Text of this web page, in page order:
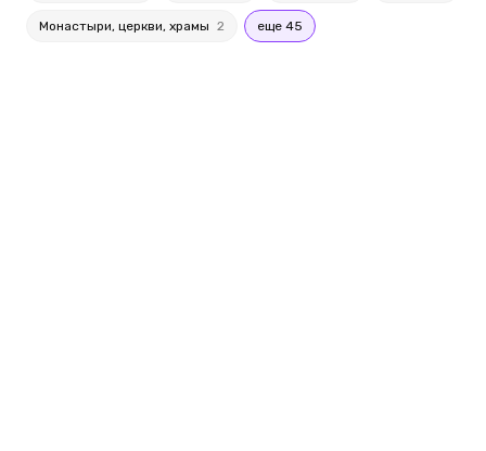
Монастыри, церкви, храмы 2 еще 45